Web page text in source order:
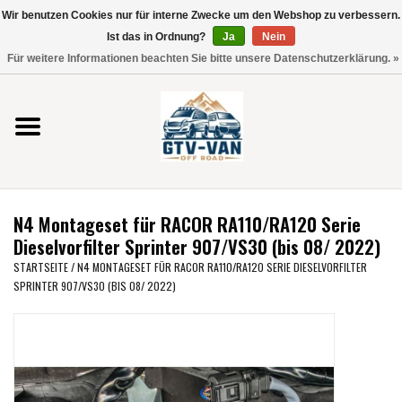
Verwende
die
nach
oben
und
unten,
verfügbare
Ergebnis
auszuwählen.
zum
Vito / V-Klasse 447
Viano /Vito 639
VW T7 2025
VW T6
VW CRAFTER / MAN TGE
N4 Montageset für RACOR RA110/RA120 Serie
Dieselvorfilter Sprinter 907/VS30 (bis 08/ 2022)
STARTSEITE/N4 MONTAGESET FÜR RACOR RA110/RA120 SERIE DIESELVORFILTER
SPRINTER 907/VS30 (BIS 08/ 2022)
Wir benutzen Cookies nur für interne Zwecke um den Webshop zu verbessern.
Ist das in Ordnung?
Ja
Nein
Für weitere Informationen beachten Sie bitte unsere Datenschutzerklärung. »